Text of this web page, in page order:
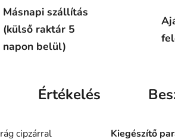
Másnapi szállítás
(külső raktár 5
napon belül)
Értékelés
cipzárral
Kiegészítő